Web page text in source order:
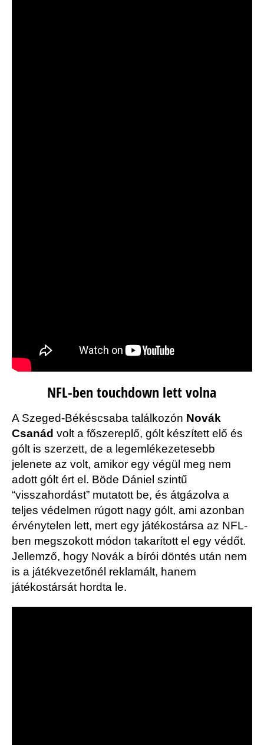
NFL-ben touchdown lett volna
A Szeged-Békéscsaba találkozón Novák
Csanád volt a főszereplő, gólt készített elő és
gólt is szerzett, de a legemlékezetesebb
jelenete az volt, amikor egy végül meg nem
adott gólt ért el. Böde Dániel szintű
“visszahordást” mutatott be, és átgázolva a
teljes védelmen rúgott nagy gólt, ami azonban
érvénytelen lett, mert egy játékostársa az NFL-
ben megszokott módon takarított el egy védőt.
Jellemző, hogy Novák a bírói döntés után nem
is a játékvezetőnél reklamált, hanem
játékostársát hordta le.